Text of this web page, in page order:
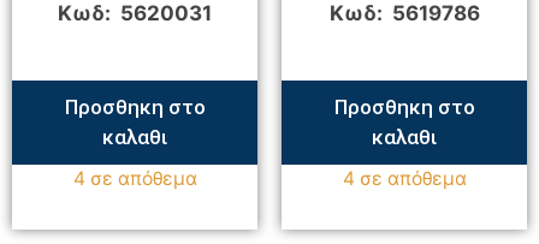
Κωδ: 5620031
Προσθηκη στο
καλαθι
4 σε απόθεμα
Κωδ: 5619786
Προσθηκη στο
καλαθι
4 σε απόθεμα